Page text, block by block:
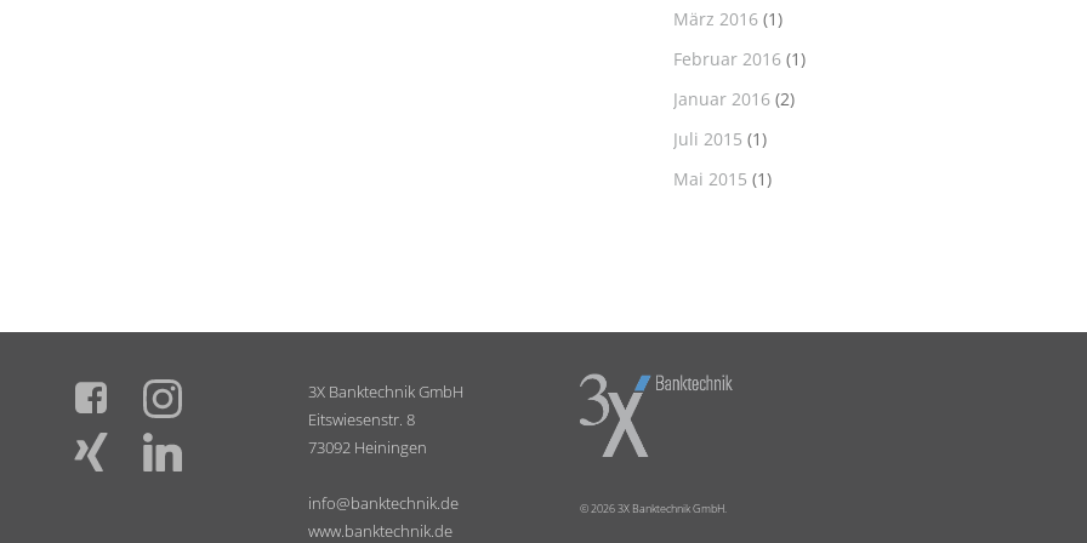
März 2016(1)
Februar 2016(1)
Januar 2016(2)
Juli 2015 (1)
Mai 2015 (1)
3X Banktechnik GmbH
Eitswiesenstr. 8
73092 Heiningen
info@banktechnik.de
www.banktechnik.de
© 2026 3X Banktechnik GmbH.